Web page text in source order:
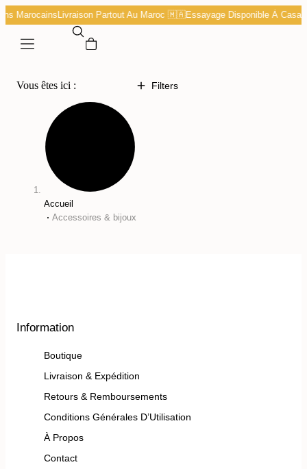
MarocainsLivraison Partout Au Maroc 🇲🇦Essayage Disponible À
Vous êtes ici :
Accueil
Accessoires & bijoux
Filters
Information
Boutique
Livraison & Expédition
Retours & Remboursements
Conditions Générales D’Utilisation
À Propos
Contact